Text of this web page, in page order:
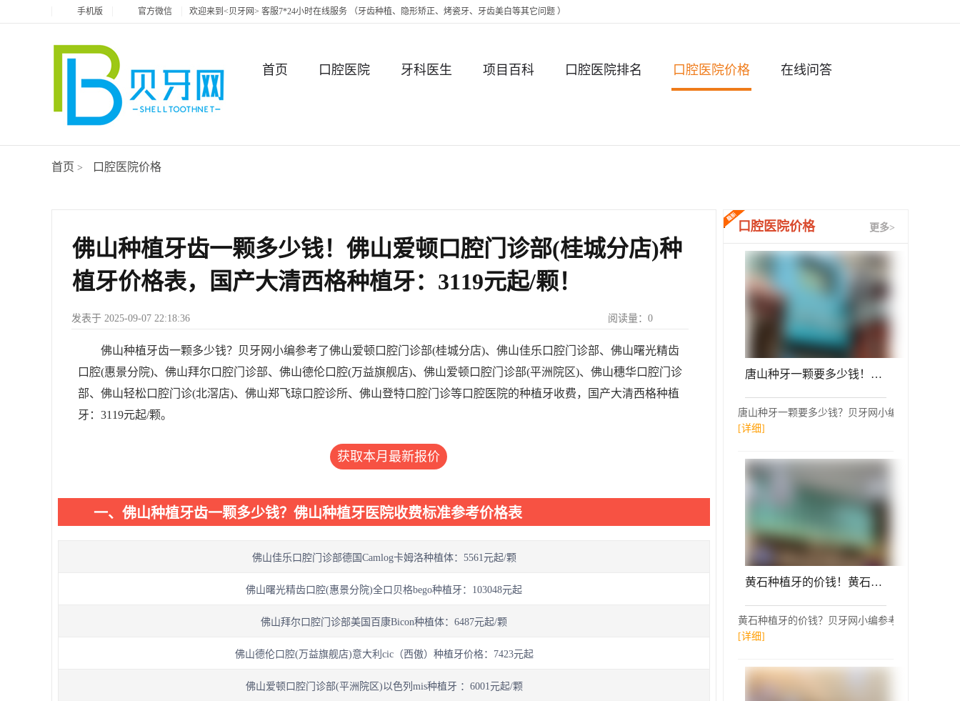
手机版 官方微信 欢迎来到<贝牙网> 客服7*24小时在线服务 （牙齿种植、隐形矫正、烤瓷牙、牙齿美白等其它问题 ）
首页 口腔医院 牙科医生 项目百科 口腔医院排名 口腔医院价格 在线问答
首页 > 口腔医院价格
佛山种植牙齿一颗多少钱！佛山爱顿口腔门诊部(桂城分店)种
植牙价格表，国产大清西格种植牙：3119元起/颗！
发表于 2025-09-07 22:18:36 阅读量： 0
佛山种植牙齿一颗多少钱？贝牙网小编参考了佛山爱顿口腔门诊部(桂城分店)、佛山佳乐口腔门诊部、佛山曙光精齿
口腔(惠景分院)、佛山拜尔口腔门诊部、佛山德伦口腔(万益旗舰店)、佛山爱顿口腔门诊部(平洲院区)、佛山穗华口腔门诊
部、佛山轻松口腔门诊(北滘店)、佛山郑飞琼口腔诊所、佛山登特口腔门诊等口腔医院的种植牙收费，国产大清西格种植
牙：3119元起/颗。
获取本月最新报价
一、佛山种植牙齿一颗多少钱？佛山种植牙医院收费标准参考价格表
佛山佳乐口腔门诊部德国Camlog卡姆洛种植体：5561元起/颗
佛山曙光精齿口腔(惠景分院)全口贝格bego种植牙：103048元起
佛山拜尔口腔门诊部美国百康Bicon种植体：6487元起/颗
佛山德伦口腔(万益旗舰店)意大利cic（西傲）种植牙价格：7423元起
佛山爱顿口腔门诊部(平洲院区)以色列mis种植牙 ：6001元起/颗
口腔医院价格 更多>
唐山种牙一颗要多少钱！唐山市尤大夫口腔诊所(路北区)种牙超划算，国产大清西格种植牙：3620元起/颗！
唐山种牙一颗要多少钱？贝牙网小编参考了唐山
[详细]
黄石种植牙的价钱！黄石中山口腔(总院)2023全新种牙价目表，瑞典诺贝尔Active种植牙：13001元起/颗！
黄石种植牙的价钱？贝牙网小编参考了黄石中山
[详细]